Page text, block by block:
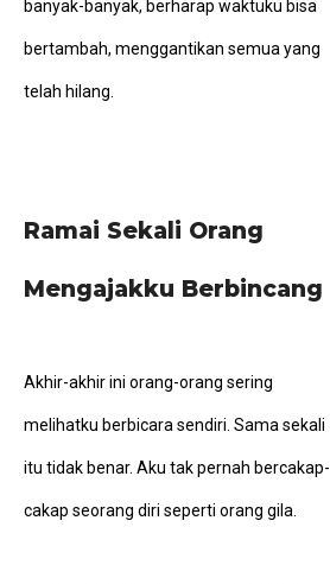
banyak-banyak, berharap waktuku bisa
bertambah, menggantikan semua yang
telah hilang.
Ramai Sekali Orang
Mengajakku Berbincang
Akhir-akhir ini orang-orang sering
melihatku berbicara sendiri. Sama sekali
itu tidak benar. Aku tak pernah bercakap-
cakap seorang diri seperti orang gila.